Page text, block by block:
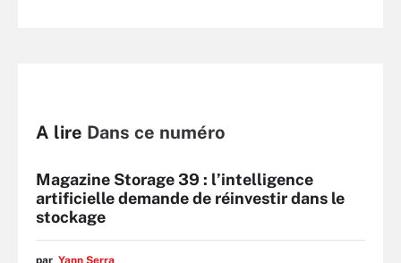
A lire Dans ce numéro
Magazine Storage 39 : l’intelligence
artificielle demande de réinvestir dans le
stockage
par Yann Serra